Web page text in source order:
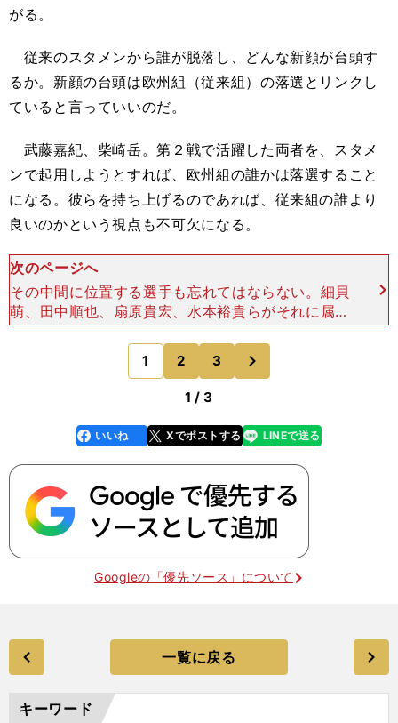
がる。
従来のスタメンから誰が脱落し、どんな新顔が台頭す
るか。新顔の台頭は欧州組（従来組）の落選とリンクし
ていると言っていいのだ。
武藤嘉紀、柴崎岳。第２戦で活躍した両者を、スタメ
ンで起用しようとすれば、欧州組の誰かは落選すること
になる。彼らを持ち上げるのであれば、従来組の誰より
良いのかという視点も不可欠になる。
次のページへ
その中間に位置する選手も忘れてはならない。細貝
萌、田中順也、扇原貴宏、水本裕貴らがそれに属す
る選手になるが、彼らの中で最も出場時間が長かっ
たのが細貝だ。評価の高さを反映したものと言って
いい。「守備の人
1 2 3
1 / 3
faceboo
k
いいね Xでポストする
line LINEで送る
Googleの「優先ソース」について
一覧に戻る
キーワード